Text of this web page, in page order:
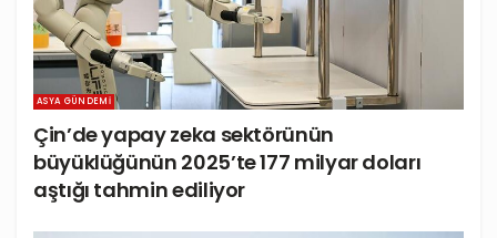
ASYA GÜNDEMI
Çin’de yapay zeka sektörünün
büyüklüğünün 2025’te 177 milyar doları
aştığı tahmin ediliyor